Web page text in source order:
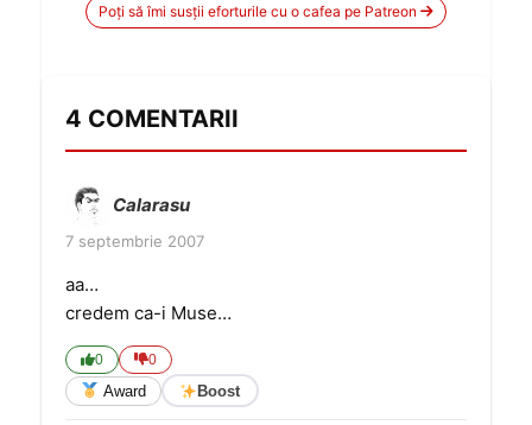
Poți să îmi susții eforturile cu o cafea pe Patreon
4 COMENTARII
Calarasu
7 septembrie 2007
aa…
credem ca-i Muse…
0 0
Award Boost